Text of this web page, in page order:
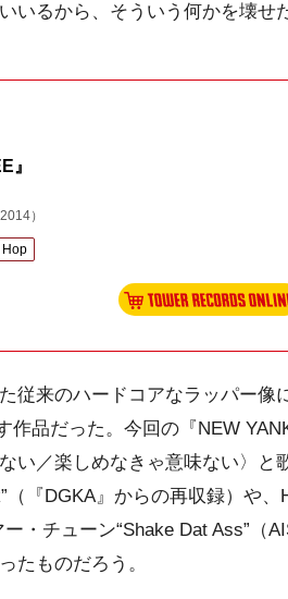
いるから、そういう何かを壊せ
』
2014）
Hop
来のハードコアなラッパー像
品だった。今回の『NEW
／楽しめなきゃ意味ない〉と
『DGKA』からの再収録）や、
・チューン“Shake Dat Ass”（
たものだろう。